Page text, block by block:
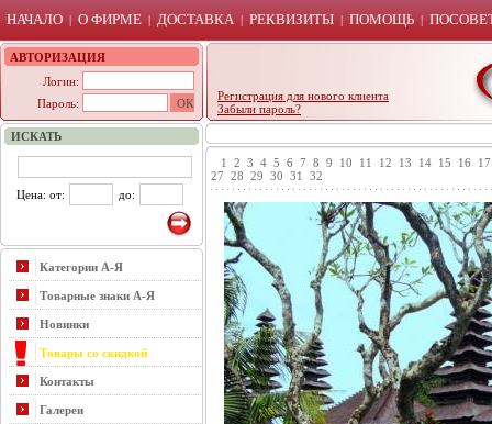
НАЧАЛО | О ФИРМЕ | ДОСТАВКА | РЕКВИЗИТЫ | ПОМОЩЬ |
АВТОРИЗАЦИЯ
Логин:
Пароль:
Регистрация для нового клиента
Забыли пароль?
ИСКАТЬ
Цена: от: до:
Категории А-Я
Товарные знаки А-Я
Новинки
Товары со скидкой
Контакты
Галереи
1 2 3 4 5 6 7 8 9 10 11 12 13 14 15 16
17
27 28 29 30 31 32